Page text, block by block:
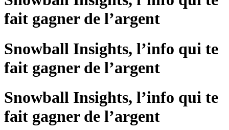
fait gagner de l’argent
Snowball Insights, l’info qui te
fait gagner de l’argent
Snowball Insights, l’info qui te
fait gagner de l’argent